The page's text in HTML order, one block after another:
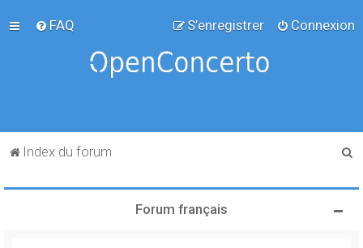
FAQ Connexion
S’enregistrer
Index du forum
Forum français